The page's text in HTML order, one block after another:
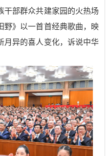
干部群众共建家园的火热场
野》以一首首经典歌曲，映
月异的喜人变化，诉说中华